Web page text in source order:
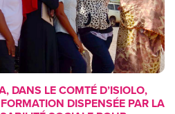
DANS LE COMTÉ D’ISIOLO,
DISPENSÉE PAR LA